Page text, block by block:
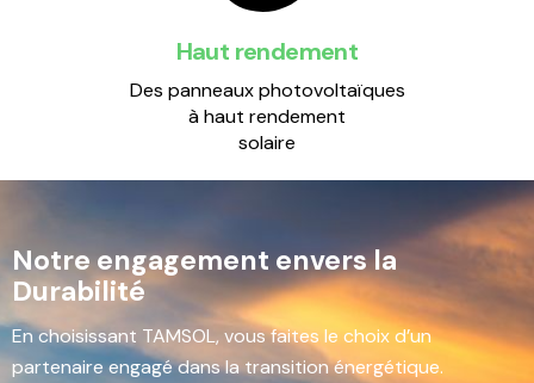
Haut rendement
Des panneaux photovoltaïques
à haut rendement
solaire
Notre engagement envers la
Durabilité
En choisissant TAMSOL, vous faites le choix d’un
partenaire engagé dans la transition énergétique.